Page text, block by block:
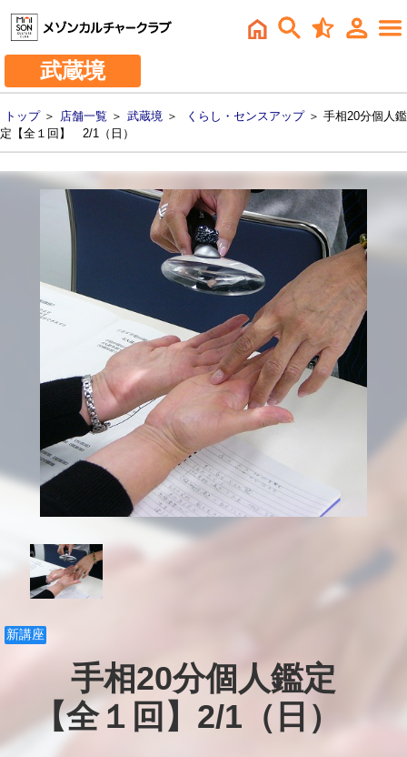
武蔵境
トップ＞ 店舗一覧 ＞ 武蔵境 ＞ くらし・センスアップ＞ 手相20分個人鑑
定【全１回】 2/1（日）
新講座
手相20分個人鑑定
【全１回】2/1（日）